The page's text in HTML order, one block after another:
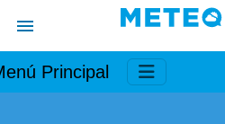
Principal